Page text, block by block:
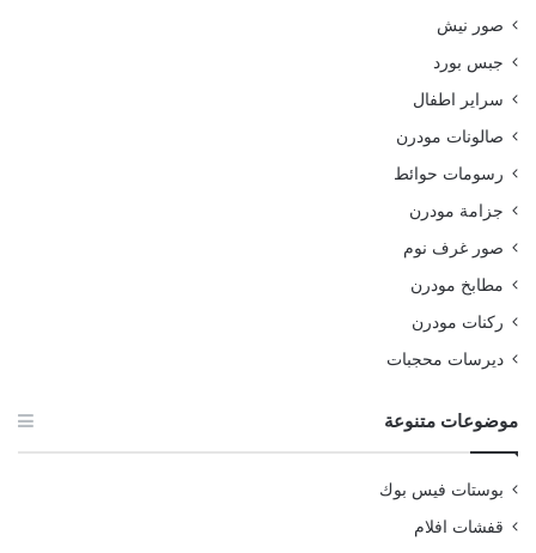
صور نيش
جبس بورد
سراير اطفال
صالونات مودرن
رسومات حوائط
جزامة مودرن
صور غرف نوم
مطابخ مودرن
ركنات مودرن
ديرسات محجبات
موضوعات متنوعة
بوستات فيس بوك
قفشات افلام